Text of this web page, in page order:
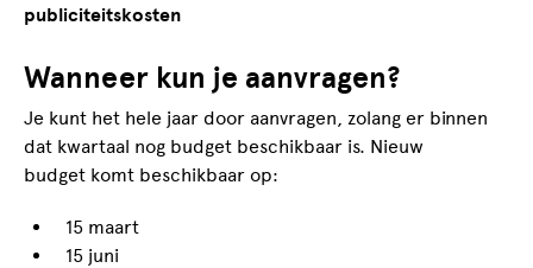
publiciteitskosten
Wanneer kun je aanvragen?
Je kunt het hele jaar door aanvragen, zolang er binnen
dat kwartaal nog budget beschikbaar is. Nieuw
budget komt beschikbaar op:
15 maart
15 juni